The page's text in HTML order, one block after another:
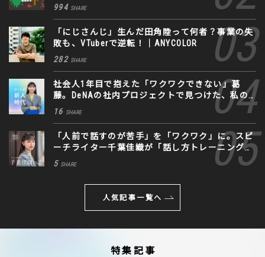
994 SHARE
「にじさんじ」生んだ田角陸って何者？事業の失
敗も、VTuberで逆転！｜ANYCOLOR
282 SHARE
社会人1年目で抱えた「ワクワクできない」葛
藤。DeNAの社内プロジェクトで見つけた、私の
生きる道
16 SHARE
「人前で話すのが苦手」を「ワクワク」に。スピ
ーチライター千葉佳織が「話し方トレーニング」
に込めた思い
5 SHARE
人気記事一覧へ
特集記事